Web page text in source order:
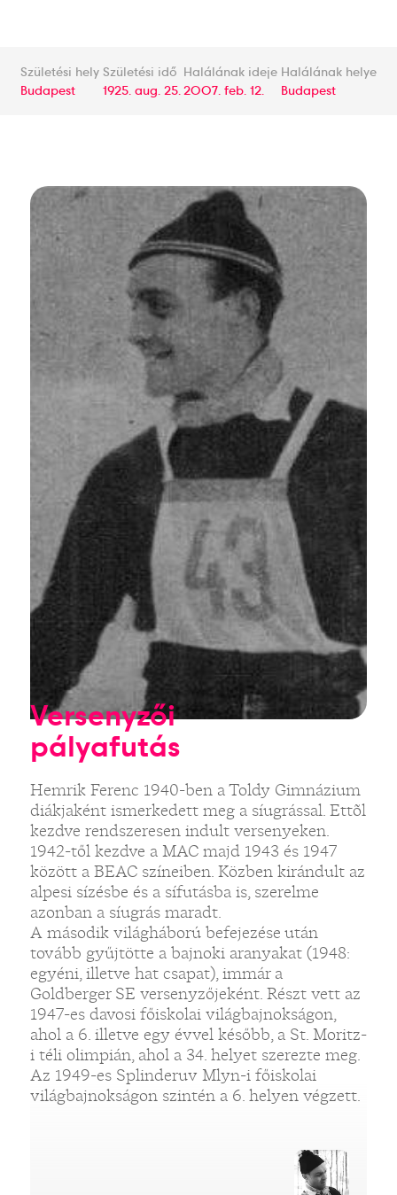
Születési hely
Budapest
Születési idő
1925. aug. 25.
Halálának ideje
2007. feb. 12.
Halálának helye
Budapest
Versenyzői
pályafutás
Hemrik Ferenc 1940-ben a Toldy Gimnázium
diákjaként ismerkedett meg a síugrással. Ettõl
kezdve rendszeresen indult versenyeken.
1942-től kezdve a MAC majd 1943 és 1947
között a BEAC színeiben. Közben kirándult az
alpesi sízésbe és a sífutásba is, szerelme
azonban a síugrás maradt.
A második világháború befejezése után
tovább gyűjtötte a bajnoki aranyakat (1948:
egyéni, illetve hat csapat), immár a
Goldberger SE versenyzőjeként. Részt vett az
1947-es davosi főiskolai világbajnokságon,
ahol a 6. illetve egy évvel később, a St. Moritz-
i téli olimpián, ahol a 34. helyet szerezte meg.
Az 1949-es Splinderuv Mlyn-i főiskolai
világbajnokságon szintén a 6. helyen végzett.